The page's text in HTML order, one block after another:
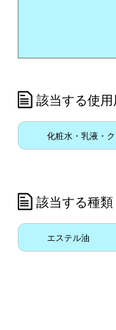
該当する使用
化粧水・乳液・
該当する種類
エステル油